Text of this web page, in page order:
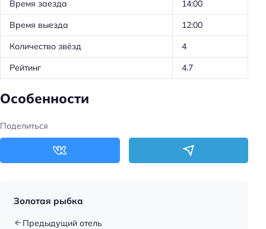
Время заезда
14:00
Время выезда
12:00
Количество звёзд
4
Рейтинг
4.7
Особенности
Поделиться
Золотая рыбка
Предыдущий отель